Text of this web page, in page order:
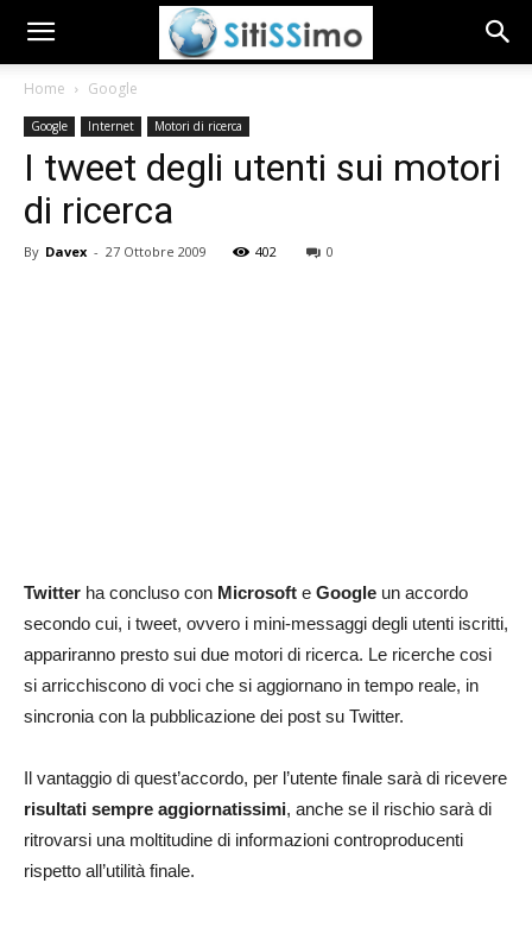
Home Google
Google Internet Motori di ricerca
I tweet degli utenti sui motori
di ricerca
By Davex - 27 Ottobre 2009 402 0
Twitter ha concluso con Microsoft e Google un accordo
secondo cui, i tweet, ovvero i mini-messaggi degli utenti iscritti,
appariranno presto sui due motori di ricerca. Le ricerche cosi
si arricchiscono di voci che si aggiornano in tempo reale, in
sincronia con la pubblicazione dei post su Twitter.
Il vantaggio di quest’accordo, per l’utente finale sarà di ricevere
risultati sempre aggiornatissimi, anche se il rischio sarà di
ritrovarsi una moltitudine di informazioni controproducenti
rispetto all’utilità finale.